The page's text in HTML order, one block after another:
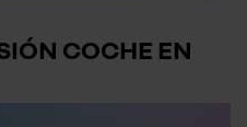
COCHE EN